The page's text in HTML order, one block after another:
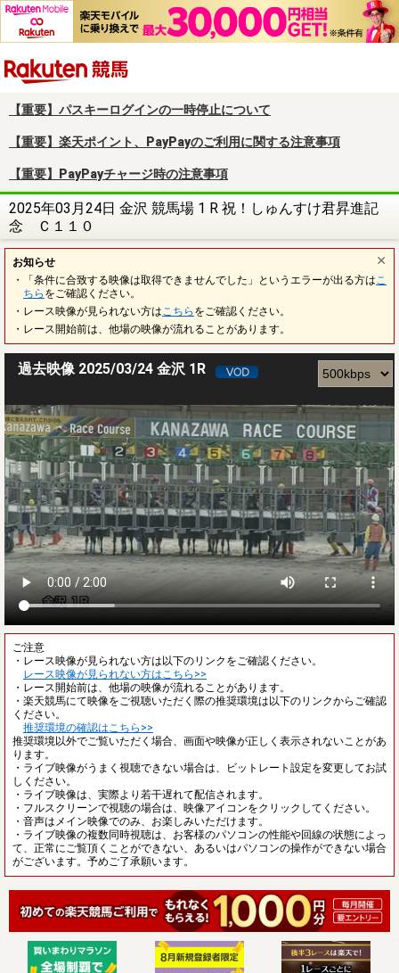
【重要】パスキーログインの一時停止について
【重要】楽天ポイント、PayPayのご利用に関する注意事項
【重要】PayPayチャージ時の注意事項
2025年03月24日 金沢 競馬場 1 R 祝！しゅんすけ君昇進記
念 Ｃ１１０
お知らせ
・「条件に合致する映像は取得できませんでした」というエラーが出る方は こ
ちら をご確認ください。
・レース映像が見られない方は こちら をご確認ください。
・レース開始前は、他場の映像が流れることがあります。
過去映像 2025/03/24 金沢 1R
ご注意
・レース映像が見られない方は以下のリンクをご確認ください。
レース映像が見られない方はこちら>>
・レース開始前は、他場の映像が流れることがあります。
・楽天競馬にて映像をご視聴いただく際の推奨環境は以下のリンクからご確認
ください。
推奨環境の確認はこちら>>
推奨環境以外でご覧いただく場合、画面や映像が正しく表示されないことがあ
ります。
・ライブ映像がうまく視聴できない場合は、ビットレート設定を変更してお試
しください。
・ライブ映像は、実際より若干遅れて配信されます。
・フルスクリーンで視聴の場合は、映像アイコンをクリックしてください。
・音声はメイン映像でのみ、お楽しみいただけます。
・ライブ映像の複数同時視聴は、お客様のパソコンの性能や回線の状態によっ
て、正常にご覧頂くことができない、あるいはパソコンの操作ができない場合
がございます。予めご了承願います。